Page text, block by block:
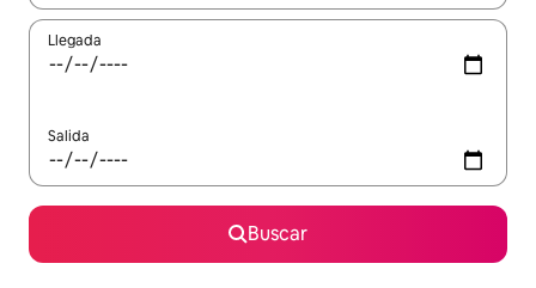
Llegada
Salida
Buscar